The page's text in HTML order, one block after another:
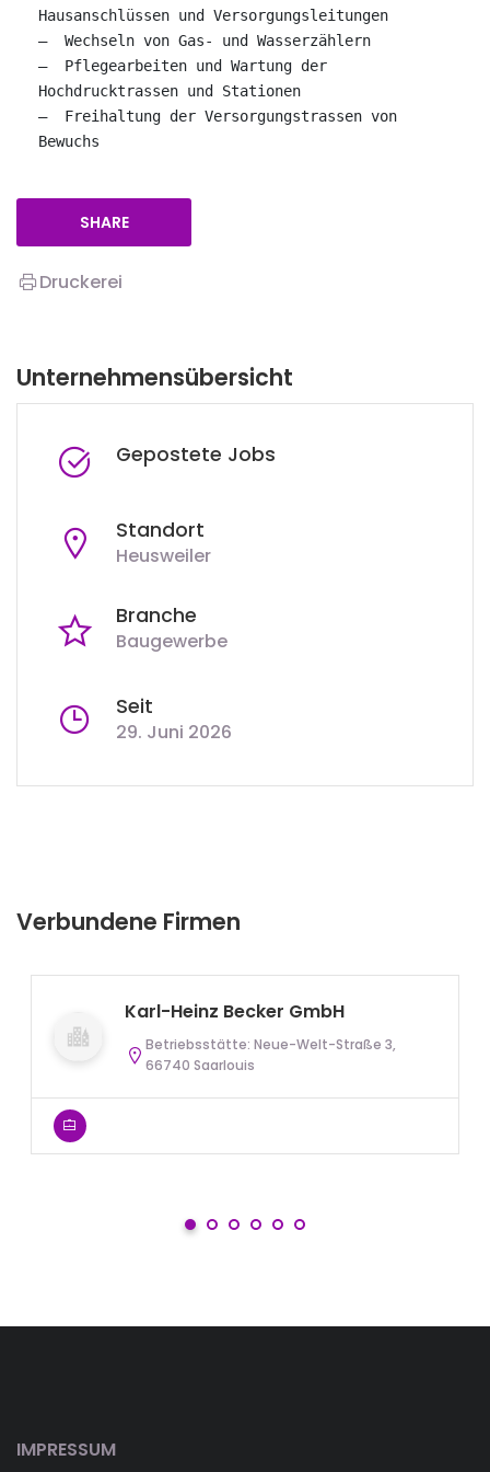
Hausanschlüssen und Versorgungsleitungen
–  Wechseln von Gas- und Wasserzählern
–  Pflegearbeiten und Wartung der
Hochdrucktrassen und Stationen
–  Freihaltung der Versorgungstrassen von
Bewuchs
SHARE
Druckerei
Unternehmensübersicht
Gepostete Jobs
Standort
Heusweiler
Branche
Baugewerbe
Seit
29. Juni 2026
Verbundene Firmen
Karl-Heinz Becker GmbH
Betriebsstätte: Neue-Welt-Straße 3,
66740 Saarlouis
IMPRESSUM